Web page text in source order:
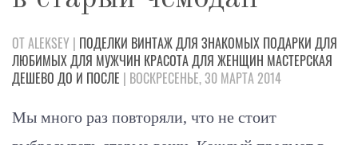
ОТ ALEKSEY | ПОДЕЛКИ ВИНТАЖДЛЯ ЗНАКОМЫХ ПОДАРКИ ДЛЯ
ЛЮБИМЫХДЛЯ МУЖЧИН КРАСОТАДЛЯ ЖЕНЩИН МАСТЕРСКАЯ
ДЕШЕВО ДО И ПОСЛЕ | ВОСКРЕСЕНЬЕ, 30 МАРТА 2014
Мы много раз повторяли, что не стоит